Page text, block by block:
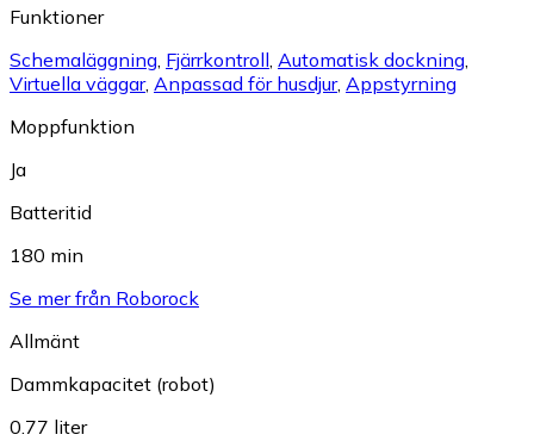
Funktioner
Schemaläggning Fjärrkontroll Automatisk dockning
Virtuella väggar, Anpassad för husdjur, Appstyrning
Moppfunktion
Ja
Batteritid
180 min
Se mer från Roborock
Allmänt
Dammkapacitet (robot)
0.77 liter